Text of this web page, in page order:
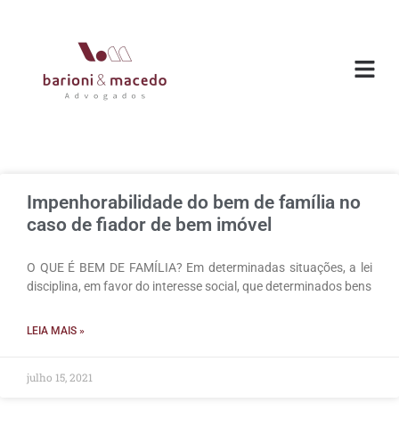
Impenhorabilidade do bem de família no
caso de fiador de bem imóvel
O QUE É BEM DE FAMÍLIA? Em determinadas situações, a lei
disciplina, em favor do interesse social, que determinados bens
LEIA MAIS »
julho 15, 2021